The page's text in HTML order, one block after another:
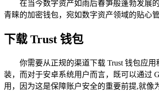
在当今数字资产如雨后春笋般蓬勃发展
青睐的加密钱包，宛如数字资产领域的贴心
下载 Trust 钱包
你需要从正规的渠道下载 Trust 钱包应
装，而对于安卓系统用户而言，既可以通过
用，因为这是保障账户安全的重要前提,就像